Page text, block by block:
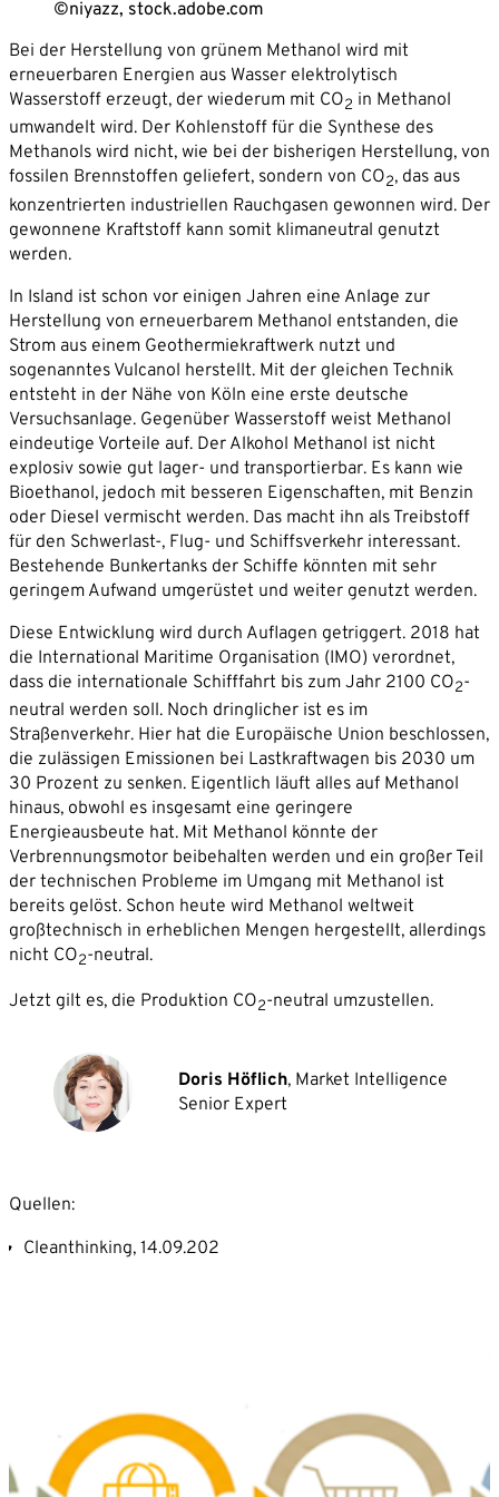
Partner
Karriere
News
Kontakt
©niyazz, stock.adobe.com
Bei der Herstellung von grünem Methanol wird mit
erneuerbaren Energien aus Wasser elektrolytisch
Wasserstoff erzeugt, der wiederum mit CO2 in Methanol
umwandelt wird. Der Kohlenstoff für die Synthese des
Methanols wird nicht, wie bei der bisherigen Herstellung, von
fossilen Brennstoffen geliefert, sondern von CO2, das aus
konzentrierten industriellen Rauchgasen gewonnen wird. Der
gewonnene Kraftstoff kann somit klimaneutral genutzt
werden.
In Island ist schon vor einigen Jahren eine Anlage zur
Herstellung von erneuerbarem Methanol entstanden, die
Strom aus einem Geothermiekraftwerk nutzt und
sogenanntes Vulcanol herstellt. Mit der gleichen Technik
entsteht in der Nähe von Köln eine erste deutsche
Versuchsanlage. Gegenüber Wasserstoff weist Methanol
eindeutige Vorteile auf. Der Alkohol Methanol ist nicht
explosiv sowie gut lager- und transportierbar. Es kann wie
Bioethanol, jedoch mit besseren Eigenschaften, mit Benzin
oder Diesel vermischt werden. Das macht ihn als Treibstoff
für den Schwerlast-, Flug- und Schiffsverkehr interessant.
Bestehende Bunkertanks der Schiffe könnten mit sehr
geringem Aufwand umgerüstet und weiter genutzt werden.
Diese Entwicklung wird durch Auflagen getriggert. 2018 hat
die International Maritime Organisation (IMO) verordnet,
dass die internationale Schifffahrt bis zum Jahr 2100 CO2-
neutral werden soll. Noch dringlicher ist es im
Straßenverkehr. Hier hat die Europäische Union beschlossen,
die zulässigen Emissionen bei Lastkraftwagen bis 2030 um
30 Prozent zu senken. Eigentlich läuft alles auf Methanol
hinaus, obwohl es insgesamt eine geringere
Energieausbeute hat. Mit Methanol könnte der
Verbrennungsmotor beibehalten werden und ein großer Teil
der technischen Probleme im Umgang mit Methanol ist
bereits gelöst. Schon heute wird Methanol weltweit
großtechnisch in erheblichen Mengen hergestellt, allerdings
nicht CO2-neutral.
Jetzt gilt es, die Produktion CO2-neutral umzustellen.
Doris Höflich, Market Intelligence
Senior Expert
Quellen:
Cleanthinking, 14.09.202
Unternehmen*
E-Mail-Adresse*
Telefon*
Nachricht
Mit dem Absenden willigen Sie ein, dass die SVP
Deutschland AG Ihre angegebenen Kontaktdaten
elektronisch erhebt, speichert und evtl. verarbeitet.
Weitere Informationen finden Sie in unserer
Datenschutzerklärung